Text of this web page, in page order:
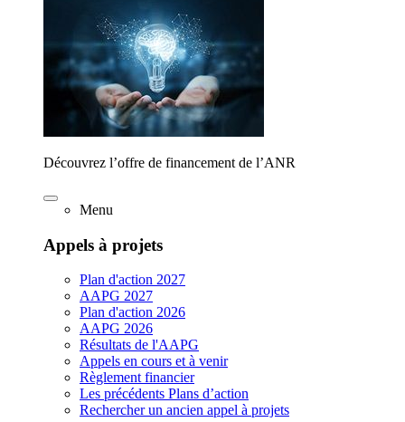
Découvrez l’offre de financement de l’ANR
Menu
Appels à projets
Plan d'action 2027
AAPG 2027
Plan d'action 2026
AAPG 2026
Résultats de l'AAPG
Appels en cours et à venir
Règlement financier
Les précédents Plans d’action
Rechercher un ancien appel à projets